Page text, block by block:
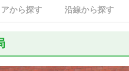
から探す 沿線から探す